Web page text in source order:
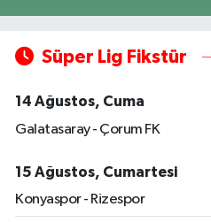
Süper Lig Fikstür
14 Ağustos, Cuma
Galatasaray - Çorum FK
15 Ağustos, Cumartesi
Konyaspor - Rizespor